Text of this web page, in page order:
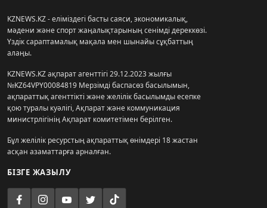
KZNEWS.KZ - еліміздегі басты саяси, экономикалық,
мәдени және спорт жаңалықтарының сенімді дереккөзі.
Үздік сараптамалық мақала мен шынайы сұқбаттың
алаңы.
KZNEWS.KZ ақпарат агенттігі 29.12.2023 жылғы
№KZ64VPY00084819 Мерзімді баспасөз басылымын,
ақпараттық агенттікті және желілік басылымды есепке
қою туралы куәлігі, Ақпарат және коммуникация
министрлігінің Ақпарат комитетімен берілген.
Бұл желілік ресурстың ақпараттық өнімдері 18 жастан
асқан азаматтарға арналған.
БІЗГЕ ЖАЗЫЛУ